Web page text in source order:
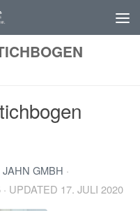
GMBH ·
· UPDATED 17. JULI 2020